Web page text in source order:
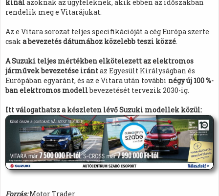
kínálazoknak az ügyfeleknek, akik ebben az időszakban
rendelik meg e Vitarájukat.
Az e Vitara sorozat teljes specifikációját a cég Európa szerte
csak a bevezetés dátumához közelebb teszi közzé.
A Suzuki teljes mértékben elkötelezett az elektromos
járművek bevezetése irántaz Egyesült Királyságban és
Európában egyaránt, és az e Vitara után további négy új 100 %-
ban elektromos modellbevezetését tervezik 2030-ig.
Itt válogathatsz a készleten lévő Suzuki modellek közül:
Forrás:Motor Trader